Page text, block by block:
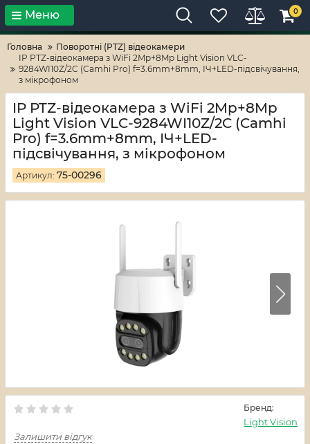
Тільки високі технології! RV-ZAFT
Меню 0
Головна
Поворотні (PTZ) відеокамери
IP PTZ-відеокамера з WiFi 2Mp+8Mp Light Vision VLC-
9284WI10Z/2C (Camhi Pro) f=3.6mm+8mm, ІЧ+LED-підсвічування,
з мікрофоном
IP PTZ-відеокамера з WiFi 2Mp+8Mp
Light Vision VLC-9284WI10Z/2C (Camhi
Pro) f=3.6mm+8mm, ІЧ+LED-
підсвічування, з мікрофоном
Артикул: 75-00296
Бренд:
Light Vision
Залишити відгук